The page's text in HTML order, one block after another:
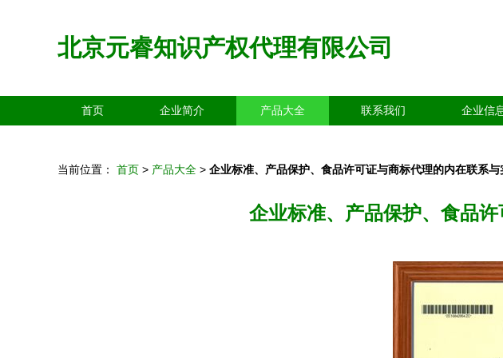
北京元睿知识产权代理有限公司
首页 企业简介 产品大全 联系我们 企业信
当前位置： 首页 > 产品大全 > 企业标准、产品保护、食品许可证与商标代理的内在联系与
企业标准、产品保护、食品